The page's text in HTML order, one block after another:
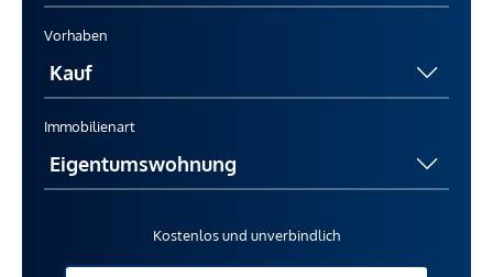
Vorhaben
Immobilienart
Kostenlos und unverbindlich